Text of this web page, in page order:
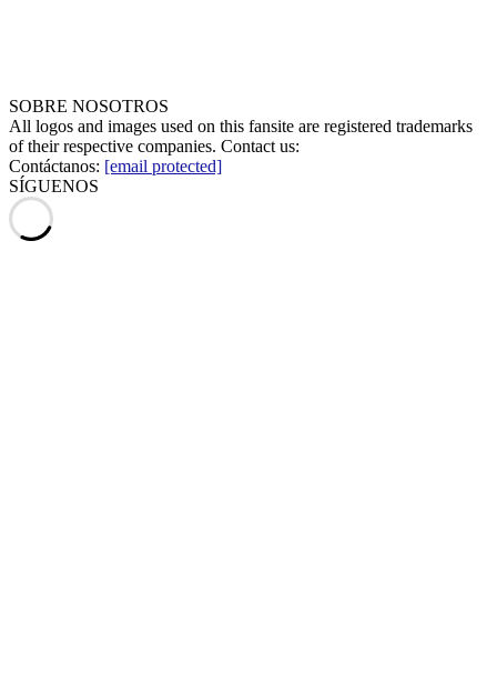
SOBRE NOSOTROS
All logos and images used on this fansite are registered trademarks
of their respective companies. Contact us:
Contáctanos: [email protected]
SÍGUENOS